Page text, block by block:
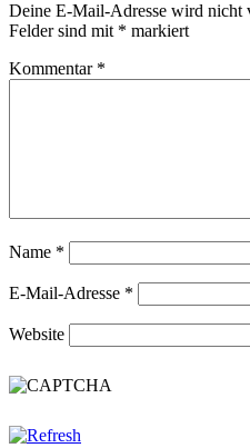
Deine E-Mail-Adresse wird nicht
Felder sind mit * markiert
Kommentar *
Name *
E-Mail-Adresse *
Website